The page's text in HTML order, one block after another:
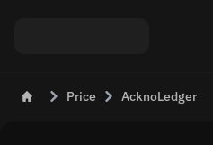
Price AcknoLedger